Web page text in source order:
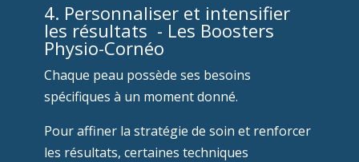
4. Personnaliser et intensifier
les résultats - Les Boosters
Physio-Cornéo
Chaque peau possède ses besoins
spécifiques à un moment donné.
Pour affiner la stratégie de soin et renforcer
les résultats, certaines techniques